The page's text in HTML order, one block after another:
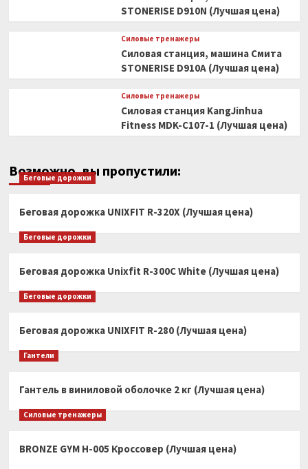
STONERISE D910N (Лучшая цена)
Силовые тренажеры
Силовая станция, машина Смита
STONERISE D910A (Лучшая цена)
Силовые тренажеры
Силовая станция KangJinhua
Fitness MDK-C107-1 (Лучшая цена)
Возможно, вы пропустили:
Беговые дорожки
Беговая дорожка UNIXFIT R-320X (Лучшая цена)
Беговые дорожки
Беговая дорожка Unixfit R-300C White (Лучшая цена)
Беговые дорожки
Беговая дорожка UNIXFIT R-280 (Лучшая цена)
Гантели
Гантель в виниловой оболочке 2 кг (Лучшая цена)
Силовые тренажеры
BRONZE GYM H-005 Кроссовер (Лучшая цена)